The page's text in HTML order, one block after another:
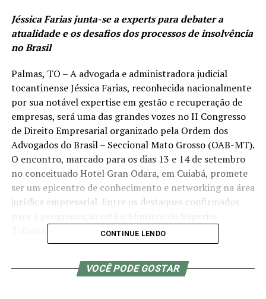
Jéssica Farias junta-se a experts para debater a
atualidade e os desafios dos processos de insolvência
no Brasil
Palmas, TO – A advogada e administradora judicial
tocantinense Jéssica Farias, reconhecida nacionalmente
por sua notável expertise em gestão e recuperação de
empresas, será uma das grandes vozes no II Congresso
de Direito Empresarial organizado pela Ordem dos
Advogados do Brasil – Seccional Mato Grosso (OAB-MT).
O encontro, marcado para os dias 13 e 14 de setembro
no conceituado Hotel Gran Odara, em Cuiabá, promete
ser um epicentro de conhecimento e networking na área
jurídica empresarial. Entre os destaques confirmados
Tribunal de Justiça Luís Felipe Salomão.
comporta e merece, teremos aqui os mais renomados
CONTINUE LENDO
VOCÊ PODE GOSTAR